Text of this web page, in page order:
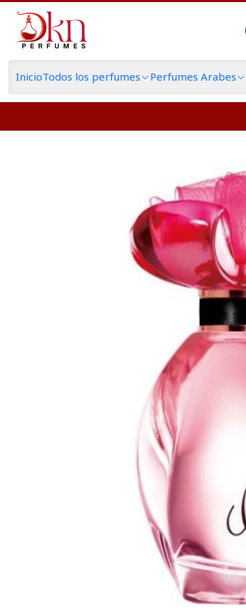
InicioTodos los perfumes Perfumes Arabes